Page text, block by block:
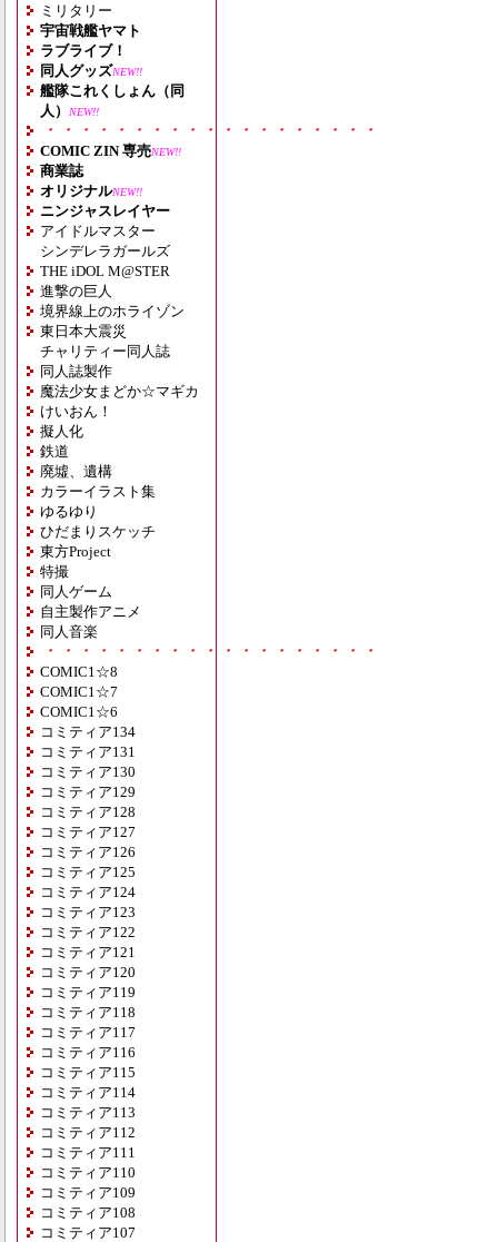
ミリタリー
宇宙戦艦ヤマト
ラブライブ！
同人グッズNEW!!
艦隊これくしょん（同
人）
NEW!!
・・・・・・・・・・・・・・・・・・・
COMIC ZIN 専売NEW!!
商業誌
オリジナルNEW!!
ニンジャスレイヤー
アイドルマスター
シンデレラガールズ
THE iDOL M@STER
進撃の巨人
境界線上のホライゾン
東日本大震災
チャリティー同人誌
同人誌製作
魔法少女まどか☆マギカ
けいおん！
擬人化
鉄道
廃墟、遺構
カラーイラスト集
ゆるゆり
ひだまりスケッチ
東方Project
特撮
同人ゲーム
自主製作アニメ
同人音楽
・・・・・・・・・・・・・・・・・・・
COMIC1☆8
COMIC1☆7
COMIC1☆6
コミティア134
コミティア131
コミティア130
コミティア129
コミティア128
コミティア127
コミティア126
コミティア125
コミティア124
コミティア123
コミティア122
コミティア121
コミティア120
コミティア119
コミティア118
コミティア117
コミティア116
コミティア115
コミティア114
コミティア113
コミティア112
コミティア111
コミティア110
コミティア109
コミティア108
コミティア107